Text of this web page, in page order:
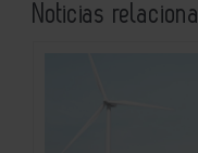
Noticias